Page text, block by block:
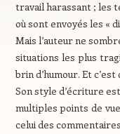
travail harassant ; les
où sont envoyés les «
Mais l’auteur ne
situations les plus
brin d’humour. Et c’est
Son style d’écriture
multiples points de
celui des